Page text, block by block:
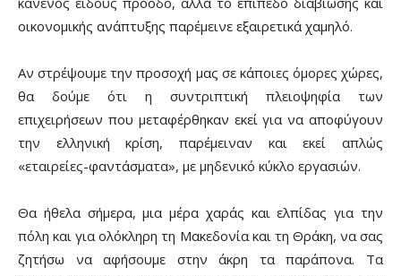
οικονομικής ανάπτυξης παρέμεινε εξαιρετικά χαμηλό.
Αν στρέψουμε την προσοχή μας σε κάποιες όμορες χώρες,
θα δούμε ότι η συντριπτική πλειοψηφία των
επιχειρήσεων που μεταφέρθηκαν εκεί για να αποφύγουν
την ελληνική κρίση, παρέμειναν και εκεί απλώς
«εταιρείες-φαντάσματα», με μηδενικό κύκλο εργασιών.
Θα ήθελα σήμερα, μια μέρα χαράς και ελπίδας για την
πόλη και για ολόκληρη τη Μακεδονία και τη Θράκη, να σας
ζητήσω να αφήσουμε στην άκρη τα παράπονα. Τα